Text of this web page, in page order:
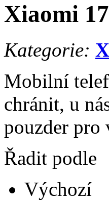
Xiaomi
Kategorie:
Mobilní
chránit, u
pouzder pro
Řadit podle
Výchozí